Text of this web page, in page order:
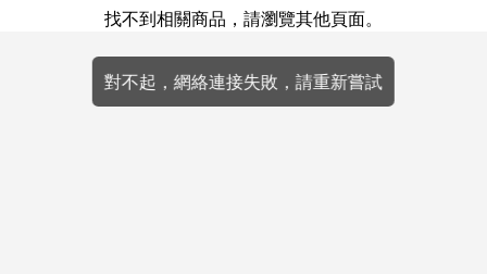
找不到相關商品，請瀏覽其他頁面。
對不起，網絡連接失敗，請重新嘗試